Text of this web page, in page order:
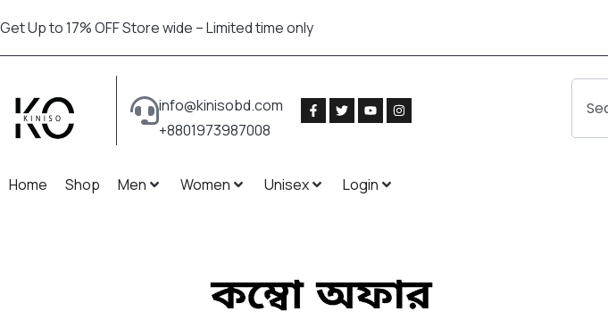
Get Up to 17% OFF Store wide – Limited time only
info@kinisobd.com
+8801973987008
Home Shop Men Women Unisex Login